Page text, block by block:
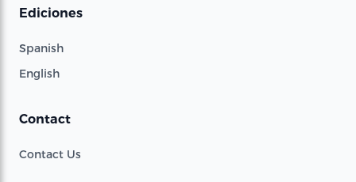
Ediciones
Spanish
English
Contact
Contact Us